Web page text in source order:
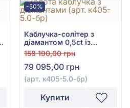
-50%
Каблучка-солітер з
діамантом 0,5ct із
червоного золота 585°,
арт. к405-5.0к-бр
158 190,00 грн
79 095,00 грн
(арт. к405-5.0-бр)
Купити